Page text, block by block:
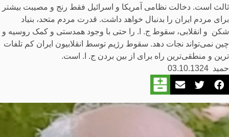
ثالث است. دخالت نظامی آمریکا و اسرائیل فقط رنج و مصیبت بیشتر
برای مردم ایران را بدنبال خواهد داشت. قدرت مردم متحد، بنیاد
شکن و انقلابی، سقوط ج. ا. را حتی با وجود همدستی و کمک روسیه و
چین نمی‌تواند نجات دهد. سقوط رژیم توسط انقلابیون ایران کم تلفات
ترین و منطقی‌ترین راه برای از بین بردن ج. ا. است.
حمید 03.10.1324